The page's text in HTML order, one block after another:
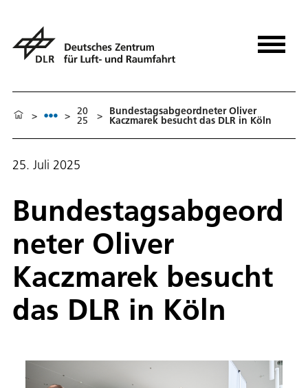
> > 20
25 > Bundestagsabgeordneter Oliver
Kaczmarek besucht das DLR in Köln
25. Juli 2025
Bundestagsabgeord
neter Oliver
Kaczmarek besucht
das DLR in Köln